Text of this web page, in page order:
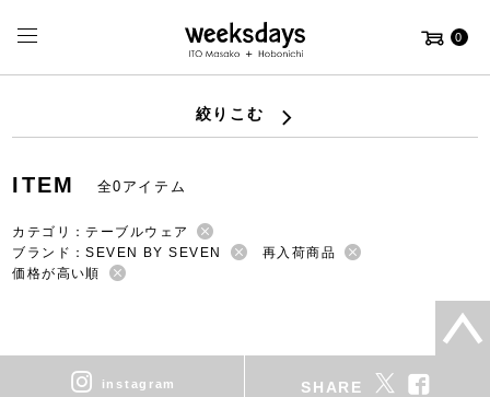
0
絞りこむ
ITEM 全0アイテム
カテゴリ：テーブルウェア
ブランド：SEVEN BY SEVEN
再入荷商品
価格が高い順
instagram SHARE